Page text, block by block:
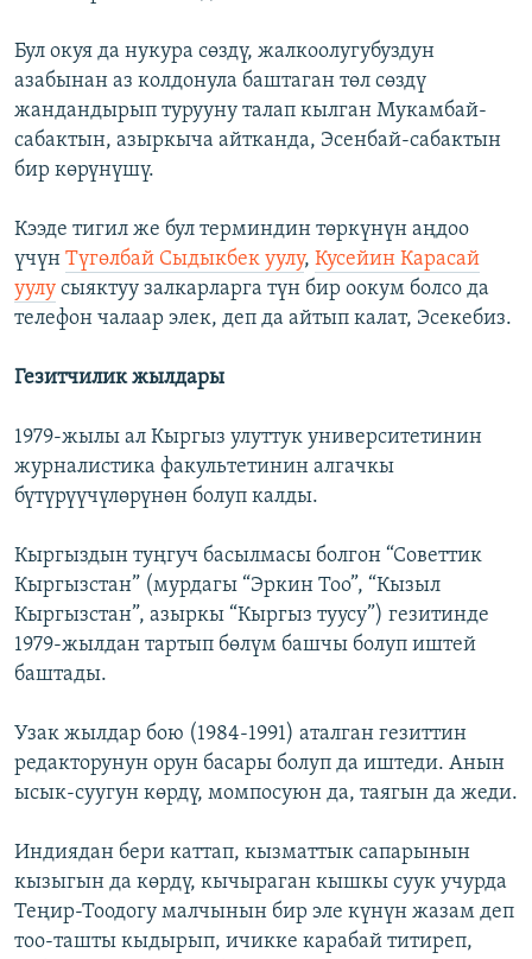
Бул окуя да нукура сөздү, жалкоолугубуздун
азабынан аз колдонула баштаган төл сөздү
жандандырып турууну талап кылган Мукамбай-
сабактын, азыркыча айтканда, Эсенбай-сабактын
бир көрүнүшү.
Кээде тигил же бул терминдин төркүнүн аңдоо
үчүн Түгөлбай Сыдыкбек уулу, Кусейин Карасай
уулу сыяктуу залкарларга түн бир оокум болсо да
телефон чалаар элек, деп да айтып калат, Эсекебиз.
Гезитчилик жылдары
1979-жылы ал Кыргыз улуттук университетинин
журналистика факультетинин алгачкы
бүтүрүүчүлөрүнөн болуп калды.
Кыргыздын туңгуч басылмасы болгон “Советтик
Кыргызстан” (мурдагы “Эркин Тоо”, “Кызыл
Кыргызстан”, азыркы “Кыргыз туусу”) гезитинде
1979-жылдан тартып бөлүм башчы болуп иштей
баштады.
Узак жылдар бою (1984-1991) аталган гезиттин
редакторунун орун басары болуп да иштеди. Анын
ысык-суугун көрдү, момпосуюн да, таягын да жеди.
Индиядан бери каттап, кызматтык сапарынын
кызыгын да көрдү, кычыраган кышкы суук учурда
Теңир-Тоодогу малчынын бир эле күнүн жазам деп
тоо-ташты кыдырып, ичикке карабай титиреп,